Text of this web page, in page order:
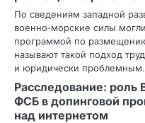
По сведениям западной
военно‑морские силы
программой по
называют такой подход
и юридически проблемным.
Расследование: роль
ФСБ в допинговой
над интернетом